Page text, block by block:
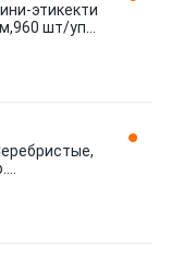
этикекти
шт/уп